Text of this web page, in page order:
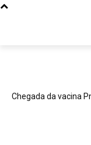
Chegada da vacina